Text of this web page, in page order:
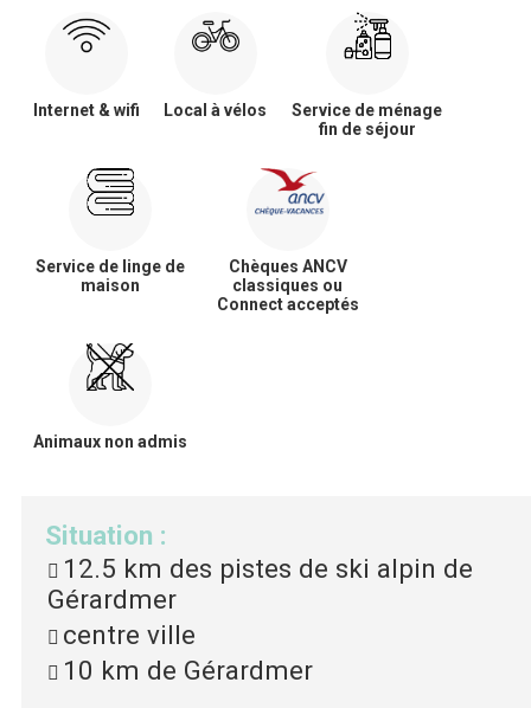
Internet & wifi Local à vélos
Service de ménage
fin de séjour
Service de linge de
maison
Chèques ANCV
classiques ou
Connect acceptés
Animaux non admis
Situation :
12.5 km des pistes de ski alpin de
Gérardmer
centre ville
10 km de Gérardmer